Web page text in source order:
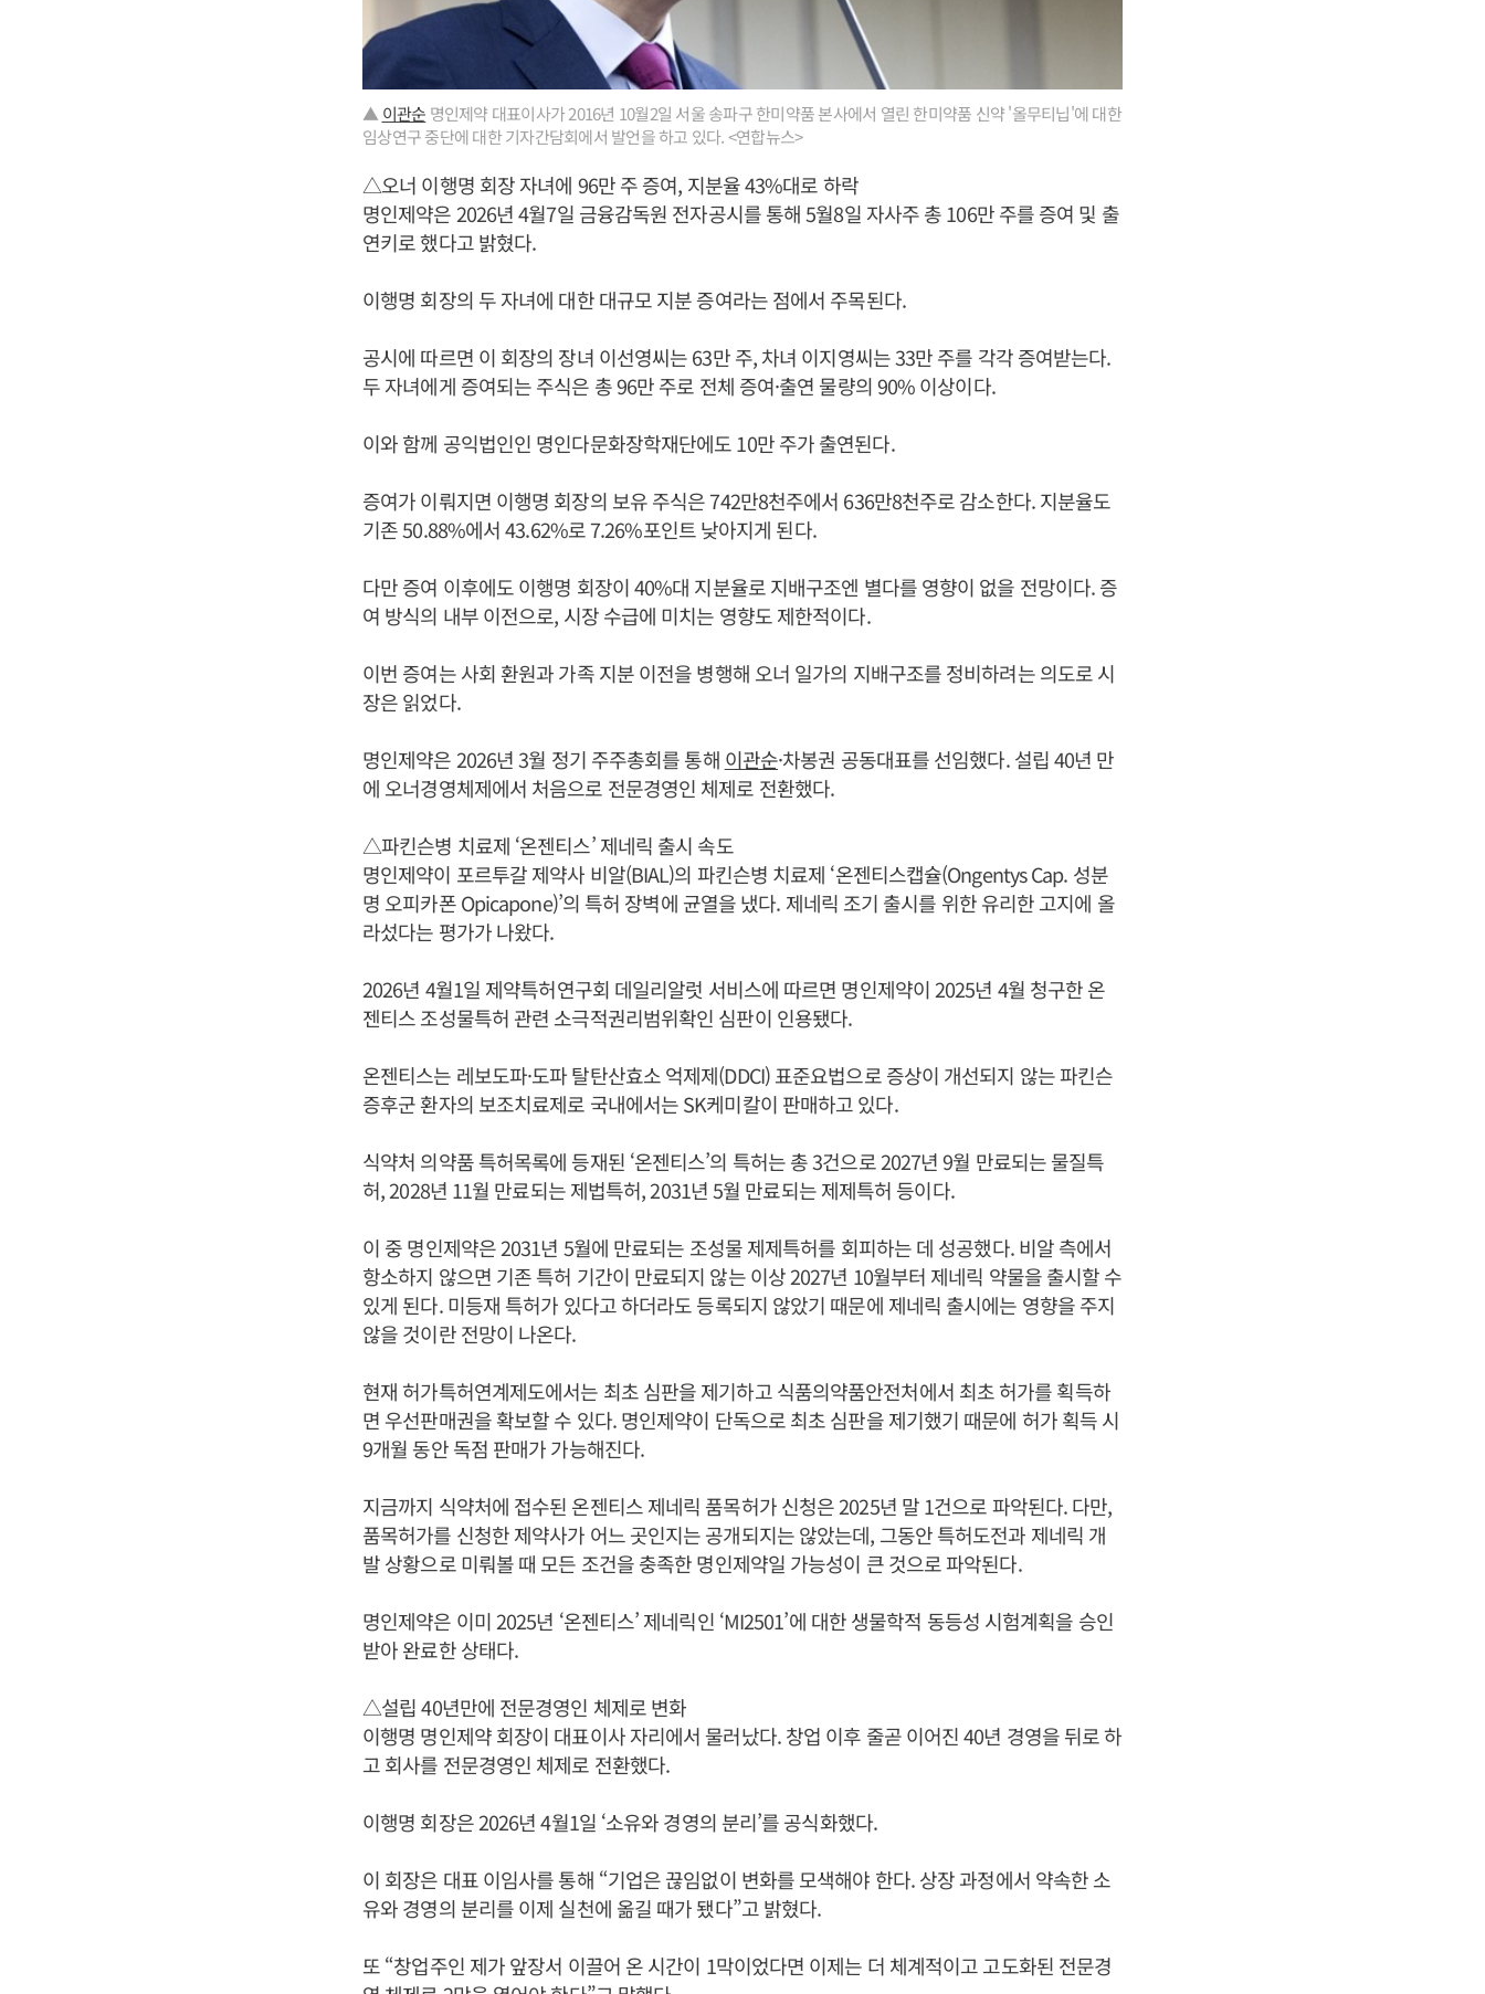
▲ 이관순 명인제약 대표이사가 2016년 10월2일 서울 송파구 한미약품 본사에서 열린 한미약품 신약 '올무티닙'에 대한
임상연구 중단에 대한 기자간담회에서 발언을 하고 있다. <연합뉴스>
△오너 이행명 회장 자녀에 96만 주 증여, 지분율 43%대로 하락
명인제약은 2026년 4월7일 금융감독원 전자공시를 통해 5월8일 자사주 총 106만 주를 증여 및 출
연키로 했다고 밝혔다.
이행명 회장의 두 자녀에 대한 대규모 지분 증여라는 점에서 주목된다.
공시에 따르면 이 회장의 장녀 이선영씨는 63만 주, 차녀 이지영씨는 33만 주를 각각 증여받는다.
두 자녀에게 증여되는 주식은 총 96만 주로 전체 증여·출연 물량의 90% 이상이다.
이와 함께 공익법인인 명인다문화장학재단에도 10만 주가 출연된다.
증여가 이뤄지면 이행명 회장의 보유 주식은 742만8천주에서 636만8천주로 감소한다. 지분율도
기존 50.88%에서 43.62%로 7.26%포인트 낮아지게 된다.
다만 증여 이후에도 이행명 회장이 40%대 지분율로 지배구조엔 별다를 영향이 없을 전망이다. 증
여 방식의 내부 이전으로, 시장 수급에 미치는 영향도 제한적이다.
이번 증여는 사회 환원과 가족 지분 이전을 병행해 오너 일가의 지배구조를 정비하려는 의도로 시
장은 읽었다.
명인제약은 2026년 3월 정기 주주총회를 통해 이관순·차봉권 공동대표를 선임했다. 설립 40년 만
에 오너경영체제에서 처음으로 전문경영인 체제로 전환했다.
△파킨슨병 치료제 ‘온젠티스’ 제네릭 출시 속도
명인제약이 포르투갈 제약사 비알(BIAL)의 파킨슨병 치료제 ‘온젠티스캡슐(Ongentys Cap. 성분
명 오피카폰 Opicapone)’의 특허 장벽에 균열을 냈다. 제네릭 조기 출시를 위한 유리한 고지에 올
라섰다는 평가가 나왔다.
2026년 4월1일 제약특허연구회 데일리알럿 서비스에 따르면 명인제약이 2025년 4월 청구한 온
젠티스 조성물특허 관련 소극적권리범위확인 심판이 인용됐다.
온젠티스는 레보도파·도파 탈탄산효소 억제제(DDCI) 표준요법으로 증상이 개선되지 않는 파킨슨
증후군 환자의 보조치료제로 국내에서는 SK케미칼이 판매하고 있다.
식약처 의약품 특허목록에 등재된 ‘온젠티스’의 특허는 총 3건으로 2027년 9월 만료되는 물질특
허, 2028년 11월 만료되는 제법특허, 2031년 5월 만료되는 제제특허 등이다.
이 중 명인제약은 2031년 5월에 만료되는 조성물 제제특허를 회피하는 데 성공했다. 비알 측에서
항소하지 않으면 기존 특허 기간이 만료되지 않는 이상 2027년 10월부터 제네릭 약물을 출시할 수
있게 된다. 미등재 특허가 있다고 하더라도 등록되지 않았기 때문에 제네릭 출시에는 영향을 주지
않을 것이란 전망이 나온다.
현재 허가특허연계제도에서는 최초 심판을 제기하고 식품의약품안전처에서 최초 허가를 획득하
면 우선판매권을 확보할 수 있다. 명인제약이 단독으로 최초 심판을 제기했기 때문에 허가 획득 시
9개월 동안 독점 판매가 가능해진다.
지금까지 식약처에 접수된 온젠티스 제네릭 품목허가 신청은 2025년 말 1건으로 파악된다. 다만,
품목허가를 신청한 제약사가 어느 곳인지는 공개되지는 않았는데, 그동안 특허도전과 제네릭 개
발 상황으로 미뤄볼 때 모든 조건을 충족한 명인제약일 가능성이 큰 것으로 파악된다.
명인제약은 이미 2025년 ‘온젠티스’ 제네릭인 ‘MI2501’에 대한 생물학적 동등성 시험계획을 승인
받아 완료한 상태다.
△설립 40년만에 전문경영인 체제로 변화
이행명 명인제약 회장이 대표이사 자리에서 물러났다. 창업 이후 줄곧 이어진 40년 경영을 뒤로 하
고 회사를 전문경영인 체제로 전환했다.
이행명 회장은 2026년 4월1일 ‘소유와 경영의 분리’를 공식화했다.
이 회장은 대표 이임사를 통해 “기업은 끊임없이 변화를 모색해야 한다. 상장 과정에서 약속한 소
유와 경영의 분리를 이제 실천에 옮길 때가 됐다”고 밝혔다.
또 “창업주인 제가 앞장서 이끌어 온 시간이 1막이었다면 이제는 더 체계적이고 고도화된 전문경